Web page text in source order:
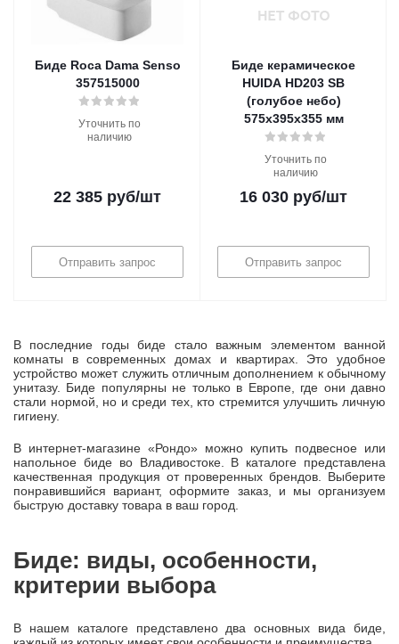
Биде Roca Dama Senso
357515000
Уточнить по
наличию
22 385 руб/шт
Отправить запрос
Биде керамическое
HUIDA HD203 SB
(голубое небо)
575х395х355 мм
Уточнить по
наличию
16 030 руб/шт
Отправить запрос
В последние годы биде стало важным элементом ванной
комнаты в современных домах и квартирах. Это удобное
устройство может служить отличным дополнением к обычному
унитазу. Биде популярны не только в Европе, где они давно
стали нормой, но и среди тех, кто стремится улучшить личную
гигиену.
В интернет-магазине «Рондо» можно купить подвесное или
напольное биде во Владивостоке. В каталоге представлена
качественная продукция от проверенных брендов. Выберите
понравившийся вариант, оформите заказ, и мы организуем
быструю доставку товара в ваш город.
Биде: виды, особенности,
критерии выбора
В нашем каталоге представлено два основных вида биде,